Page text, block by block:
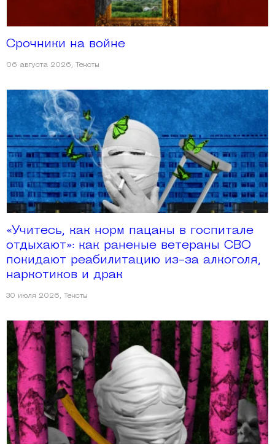
Срочники на войне
06 августа 2026, Тексты
«Учитесь, как норм пацаны в госпитале
отдыхают»: как раненые ветераны СВО
покидают реабилитацию из-за алкоголя,
наркотиков и драк
30 июля 2026, Тексты